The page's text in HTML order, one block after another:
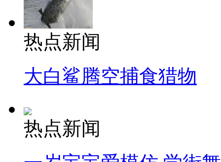
热点新闻
大白鲨腾空捕食猎物
热点新闻